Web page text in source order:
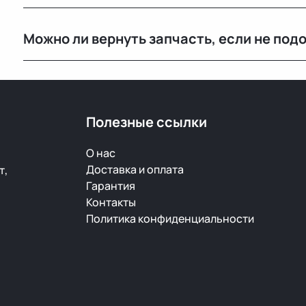
транспортными компаниями.
Можно ли вернуть запчасть, если не
Полезные ссылки
О нас
Доставка и оплата
Гарантия
Контакты
Политика конфиденциальности